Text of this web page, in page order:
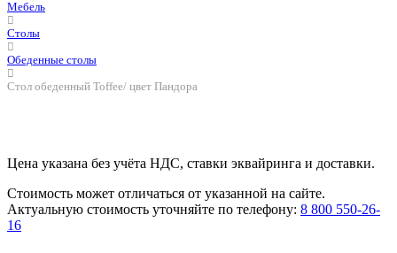
Мебель
Столы
Обеденные столы
Стол обеденный Toffee/ цвет Пандора
Цена указана без учёта НДС, ставки эквайринга и доставки.
Стоимость может отличаться от указанной на сайте.
Актуальную стоимость уточняйте по телефону: 8 800 550-26-
16